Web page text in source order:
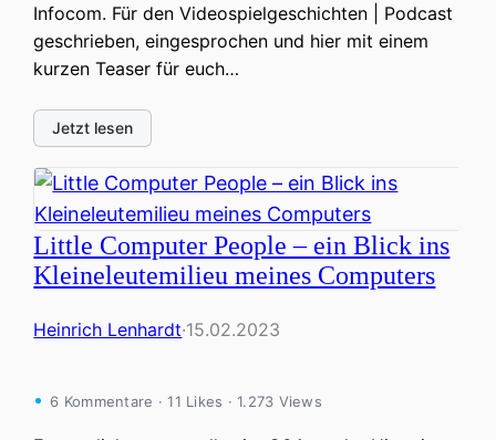
Infocom. Für den Videospielgeschichten | Podcast
geschrieben, eingesprochen und hier mit einem
kurzen Teaser für euch…
Jetzt lesen
Little Computer People – ein Blick ins
Kleineleutemilieu meines Computers
Heinrich Lenhardt·15.02.2023
6 Kommentare · 11 Likes · 1.273 Views